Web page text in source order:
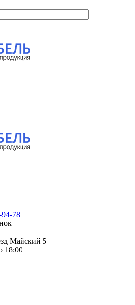
94-78
Майский 5
18:00